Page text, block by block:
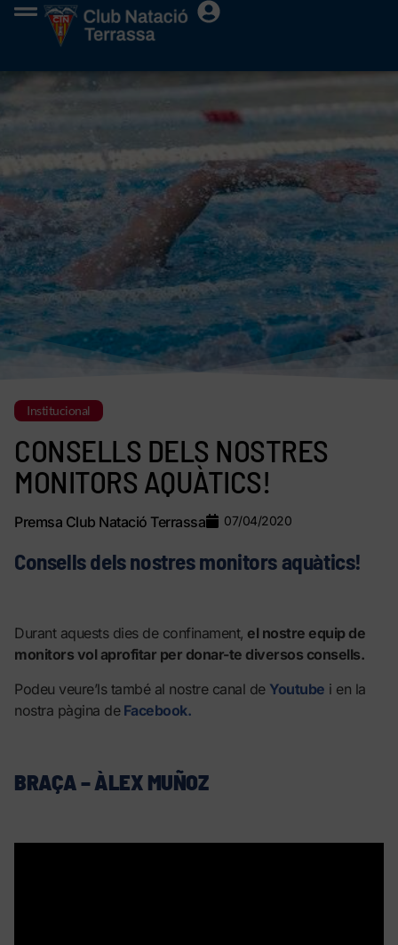
Institucional
CONSELLS DELS NOSTRES
MONITORS AQUÀTICS!
Premsa Club Natació Terrassa 07/04/2020
Consells dels nostres monitors aquàtics!
Durant aquests dies de confinament, el nostre equip de
monitors vol aprofitar per donar-te diversos consells.
Podeu veure’ls també al nostre canal de Youtube i en la
nostra pàgina de Facebook.
BRAÇA – ÀLEX MUÑOZ